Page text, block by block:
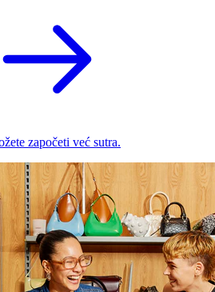
započeti već sutra.